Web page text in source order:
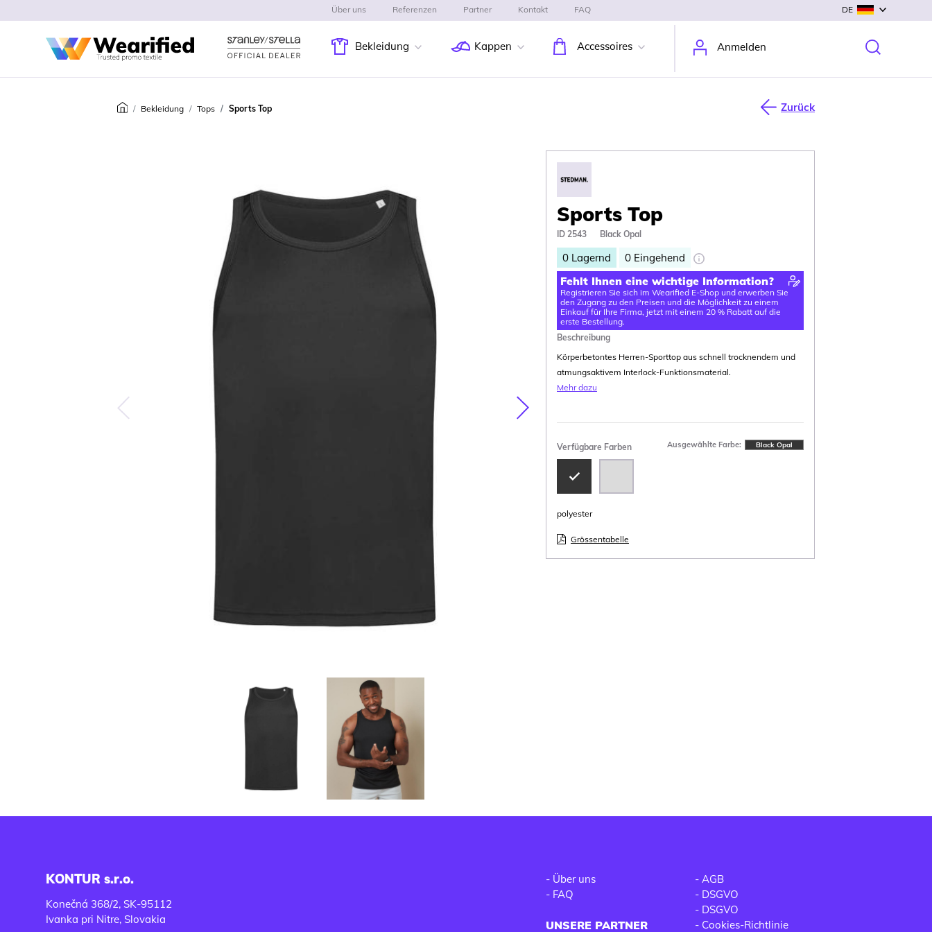
Bekleidung Kappen Accessoires Anmelden
Über uns Referenzen Partner Kontakt FAQ DE
Bekleidung Tops Sports Top Zurück
Predchádzajúca
Nasledujúca
Sports Top
ID 2543 Black Opal
0 Lagernd 0 Eingehend
Fehlt Ihnen eine wichtige Information?
Registrieren Sie sich im Wearified E-Shop und erwerben Sie
den Zugang zu den Preisen und die Möglichkeit zu einem
Einkauf für Ihre Firma, jetzt mit einem 20 % Rabatt auf die
erste Bestellung.
Beschreibung
Körperbetontes Herren-Sporttop aus schnell trocknendem und
atmungsaktivem Interlock-Funktionsmaterial.
Mehr dazu
Verfügbare Farben Ausgewählte Farbe: Black Opal
polyester
Grössentabelle
KONTUR s.r.o.
Konečná 368/2, SK-95112
Ivanka pri Nitre, Slovakia
- Über uns
- FAQ
UNSERE PARTNER
- AGB
- DSGVO
- DSGVO
- Cookies-Richtlinie